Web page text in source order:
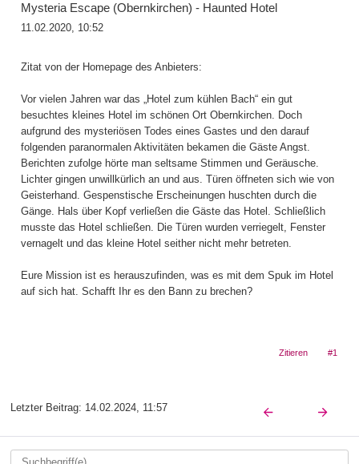
Mysteria Escape (Obernkirchen) - Haunted Hotel
11.02.2020, 10:52
Zitat von der Homepage des Anbieters:
Vor vielen Jahren war das „Hotel zum kühlen Bach“ ein gut
besuchtes kleines Hotel im schönen Ort Obernkirchen. Doch
aufgrund des mysteriösen Todes eines Gastes und den darauf
folgenden paranormalen Aktivitäten bekamen die Gäste Angst.
Berichten zufolge hörte man seltsame Stimmen und Geräusche.
Lichter gingen unwillkürlich an und aus. Türen öffneten sich wie von
Geisterhand. Gespenstische Erscheinungen huschten durch die
Gänge. Hals über Kopf verließen die Gäste das Hotel. Schließlich
musste das Hotel schließen. Die Türen wurden verriegelt, Fenster
vernagelt und das kleine Hotel seither nicht mehr betreten.
Eure Mission ist es herauszufinden, was es mit dem Spuk im Hotel
auf sich hat. Schafft Ihr es den Bann zu brechen?
Zitieren #1
Letzter Beitrag: 14.02.2024, 11:57